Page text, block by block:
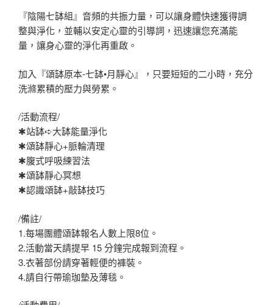
『陰陽七缽組』音頻的共振力量，可以讓身體快速獲得調
整與淨化，並輔以安定心靈的引導詞，迅速讓您充滿能
量，讓身心靈的淨化再重啟。
加入『頌缽原本-七缽•月靜心』，只要短短的二小時，充分
洗滌累積的壓力與勞累。
/活動流程/
✱站缽➪大缽能量淨化
✱頌缽靜心+脈輪清理
✱腹式呼吸練習法
✱頌缽靜心冥想
✱認識頌缽+敲缽技巧
/備註/
1.每場團體頌缽報名人數上限8位。
2.活動當天請提早 15 分鐘完成報到流程。
3.衣著部份請穿著輕便的褲裝。
4.請自行帶瑜珈墊及薄毯。